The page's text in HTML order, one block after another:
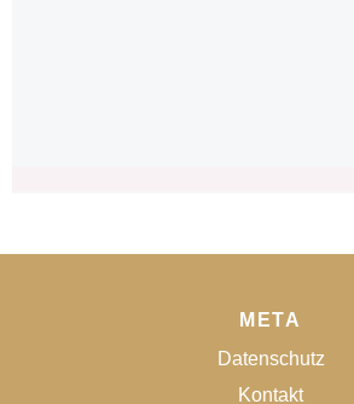
META
Datenschutz
Kontakt